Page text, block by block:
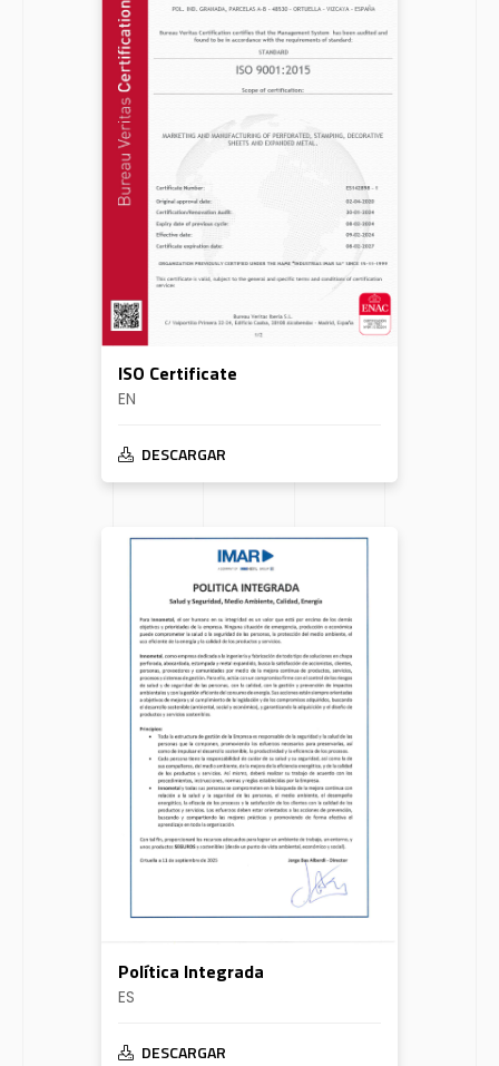
ISO Certificate
EN
DESCARGAR
Política Integrada
ES
DESCARGAR